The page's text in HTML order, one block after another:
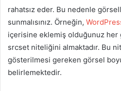
rahatsız eder. Bu nedenle
sunmalısınız. Örneğin,
içerisine eklemiş olduğunuz her
srcset niteliğini almaktadır. Bu
gösterilmesi gereken görsel
belirlemektedir.